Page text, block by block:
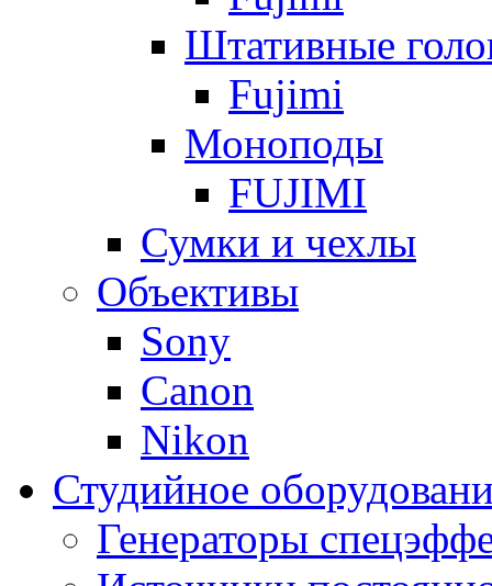
Штативные
Fujimi
Моноподы
FUJIMI
Сумки и чехлы
Объективы
Sony
Canon
Nikon
Студийное
Генераторы